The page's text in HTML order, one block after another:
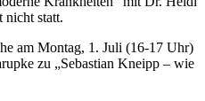
nicht statt.
am Montag, 1. Juli (16-17 Uhr)
zu „Sebastian Kneipp – wie